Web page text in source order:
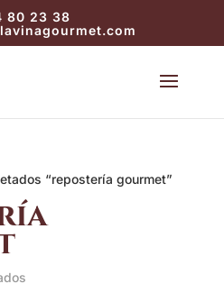
80 23 38
“repostería gourmet”